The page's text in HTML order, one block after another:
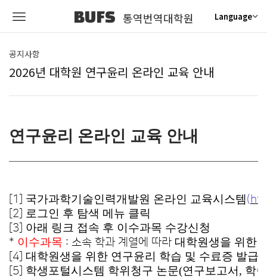
BUFS 통역번역대학원 Language
공지사항
2026년 대학원 연구윤리 온라인 교육 안내
연구윤리 온라인 교육 안내
[1] 국가과학기술인력개발원 온라인 교육시스템(
[2]
로 그인 후 탐색 메뉴 클릭
[3] 아래 링크 접속 후 이수과목 수강신청
* 이수과목 : 소속 학과 계열에 따라 대학원생을 위한
[4] 대학원생을 위한 연구윤리 학습 및 수료증 발급
[5] 학생포털시스템 학위청구 논문(연구보고서, 학